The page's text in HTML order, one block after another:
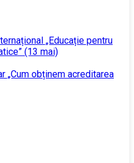
„Educație pentru
(13 mai)
„Cum obținem acreditarea